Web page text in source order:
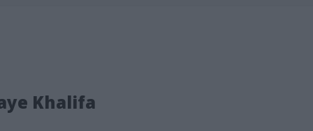
Khalifa